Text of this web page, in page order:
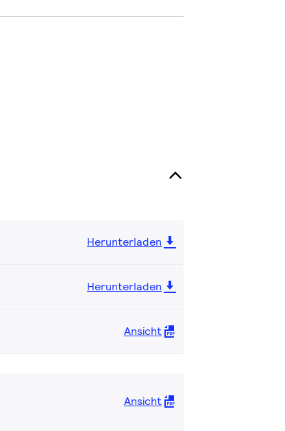
Herunterladen
Herunterladen
Ansicht
Ansicht